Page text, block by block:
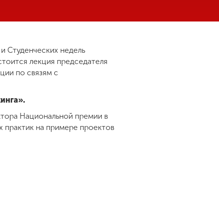
Студенческих недель
лекция председателя
по связям с
Национальной премии в
практик на примере проектов